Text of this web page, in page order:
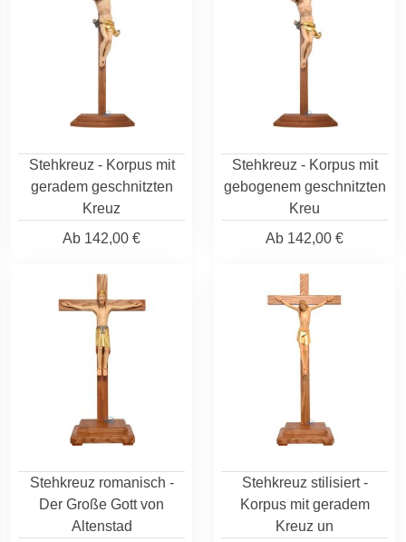
Stehkreuz - Korpus mit
geradem geschnitzten
Kreuz
Ab 142,00 €
Stehkreuz - Korpus mit
gebogenem geschnitzten
Kreu
Ab 142,00 €
Stehkreuz romanisch -
Der Große Gott von
Altenstad
Stehkreuz stilisiert -
Korpus mit geradem
Kreuz un